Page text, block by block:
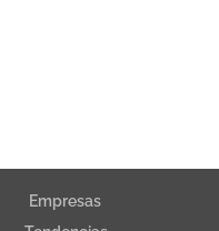
Empresas